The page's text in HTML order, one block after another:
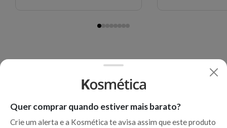
Quer comprar quando estiver mais barato?
Crie um alerta e a Kosmética te avisa assim que este produto